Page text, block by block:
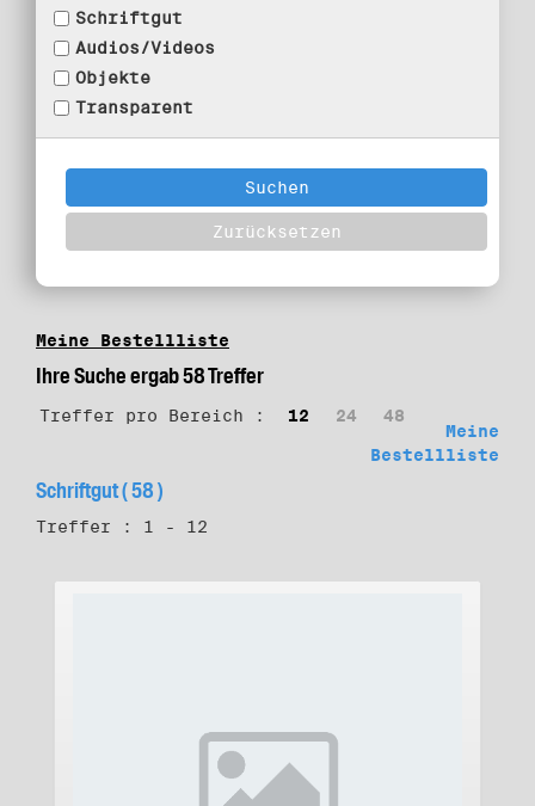
Schriftgut
Audios/Videos
Objekte
Transparent
Meine Bestellliste
Ihre Suche ergab 58 Treffer
Treffer pro Bereich : 12 24
48
Meine
Bestellliste
Schriftgut ( 58 )
Treffer : 1 - 12